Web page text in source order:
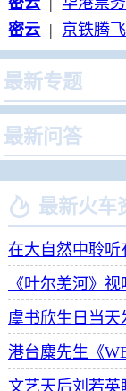
密云 | 京铁腾
最新专题
最新问答
 最新火车
在大自然中聆听
《叶尔羌河》